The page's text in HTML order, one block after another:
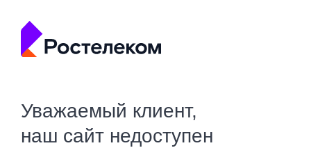
Уважаемый клиент,
наш сайт недоступен